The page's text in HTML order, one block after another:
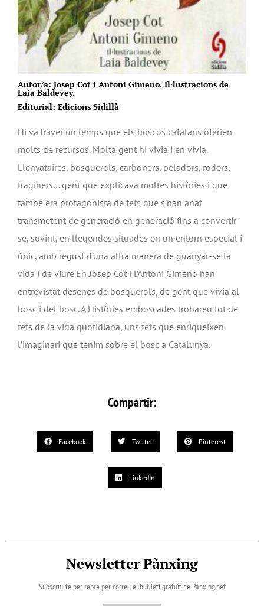
Autor/a: Josep Cot i Antoni Gimeno. Il·lustracions de
Laia Baldevey.
Editorial: Edicions Sidillà
Hi va haver un temps que els boscos catalans oferien
molts de recursos. Molta gent hi vivia i en vivia.
Llenyataires, bosquerols, carboners, peladors, roders,
traginers… gent que explicava moltes històries i que
també era protagonista de fets que s’han anat
transmetent de generació en generació fins a convertir-
se, sovint, en llegendes situades en un entorn especial i
únic, amb regust d’una altra manera de guanyar-se la
vida i de viure.En Josep Cot i l’Antoni Gimeno han
entrevistat desenes de bosquerols, de gent que vivia al
bosc i del bosc. A Històries emboscades trobareu tot de
fets de la vida quotidiana, uns fets que enriqueixen
l’imaginari que tenim sobre el bosc a Catalunya.
Compartir:
Facebook Twitter Pinterest
LinkedIn
Newsletter Pànxing
Subscriu-te per rebre per correu el butlletí gratuït de Pànxing.net​